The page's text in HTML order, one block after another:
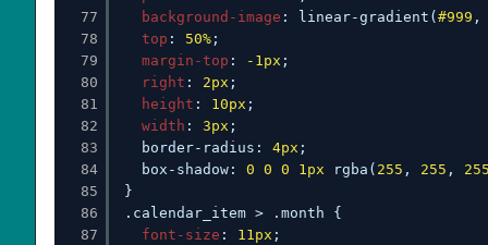
77
78
79
80
81
82
83
84
85
86
87
background-image : linear-gradient( #999
top : 50%;
margin-top : -1px ;
right : 2px ;
height : 10px ;
width : 3px ;
border-radius: 4px ;
box-shadow: 0 0 0 1px rgba( 255 , 255 ,
}
.calendar_item > .month {
font-size : 11px ;